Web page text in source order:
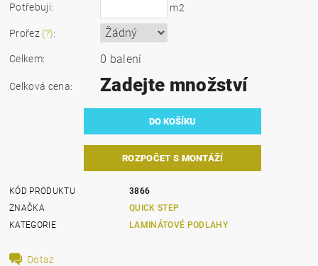
Potřebuji: m2
Prořez (?):
Celkem: 0 balení
Celková cena: Zadejte množství
ROZPOČET S MONTÁŽÍ
KÓD PRODUKTU
3866
ZNAČKA
QUICK STEP
KATEGORIE
LAMINÁTOVÉ PODLAHY
Dotaz